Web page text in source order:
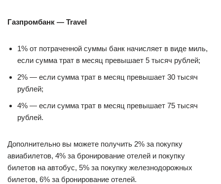
Газпромбанк — Travel
1% от потраченной суммы банк начисляет в виде миль,
если сумма трат в месяц превышает 5 тысяч рублей;
2% — если сумма трат в месяц превышает 30 тысяч
рублей;
4% — если сумма трат в месяц превышает 75 тысяч
рублей.
Дополнительно вы можете получить 2% за покупку
авиабилетов, 4% за бронирование отелей и покупку
билетов на автобус, 5% за покупку железнодорожных
билетов, 6% за бронирование отелей.